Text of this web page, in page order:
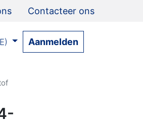
Contacteer ons
Aanmelden